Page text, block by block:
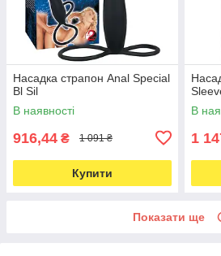
Насадка страпон Anal Special
Bl Sil
В наявності
916,44 ₴ 1 091 ₴
Купити
В
1
Показати ще